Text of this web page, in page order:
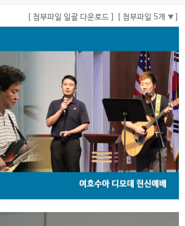
[ 첨부파일 일괄 다운로드 ] [ 첨부파일 5개